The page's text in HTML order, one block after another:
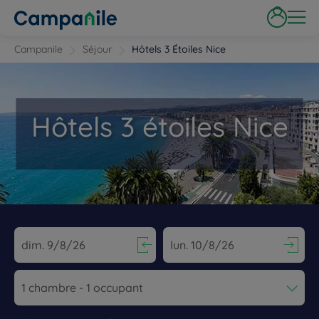
Campanile Séjour Hôtels 3 Étoiles Nice
Hôtels 3 étoiles Nice
Navigate forward to interact with the calendar and select a
Navigate backward to interact